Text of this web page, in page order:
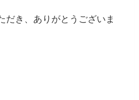
だき、ありがとうございま